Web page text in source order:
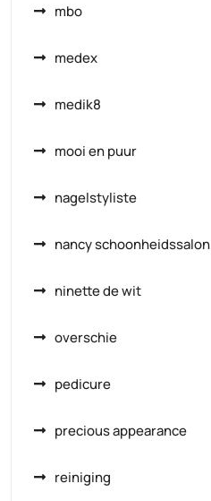
mbo
medex
medik8
mooi en puur
nagelstyliste
nancy schoonheidssalon
ninette de wit
overschie
pedicure
precious appearance
reiniging